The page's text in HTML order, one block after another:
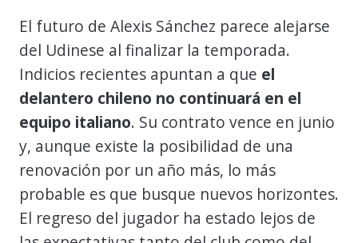
El futuro de Alexis Sánchez parece alejarse
del Udinese al finalizar la temporada.
Indicios recientes apuntan a que el
delantero chileno no continuará en el
equipo italiano. Su contrato vence en junio
y, aunque existe la posibilidad de una
renovación por un año más, lo más
probable es que busque nuevos horizontes.
El regreso del jugador ha estado lejos de